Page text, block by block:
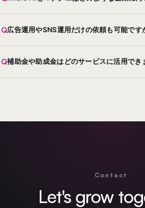
Q広告運用やSNS運用だけの依頼も可能です
Q補助金や助成金はどのサービスに活用でき
Contact
Let's grow